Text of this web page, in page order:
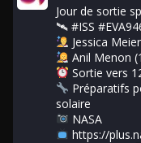
Jour de sortie
🛰 #ISS
Jessica
Anil Menon
Sortie vers
Préparatifs
solaire
NASA
https://